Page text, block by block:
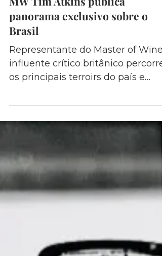
5 de mar.
3 min de leitura
MW Tim Atkins publica
panorama exclusivo sobre o
Brasil
destacou a diversidade,
vinhos brasileiros